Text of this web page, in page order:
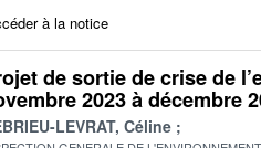
à la notice
de sortie de crise de
2023 à décembre
LEVRAT, Céline